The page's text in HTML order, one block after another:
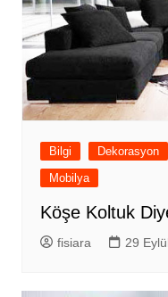
Bilgi Dekorasyon
Mobilya
Köşe Koltuk
fisiara 29